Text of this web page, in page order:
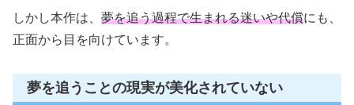
しかし本作は、 夢を追う過程で生まれる迷いや代償にも、
正面から目を向けています。
夢を追うことの現実が美化されていない